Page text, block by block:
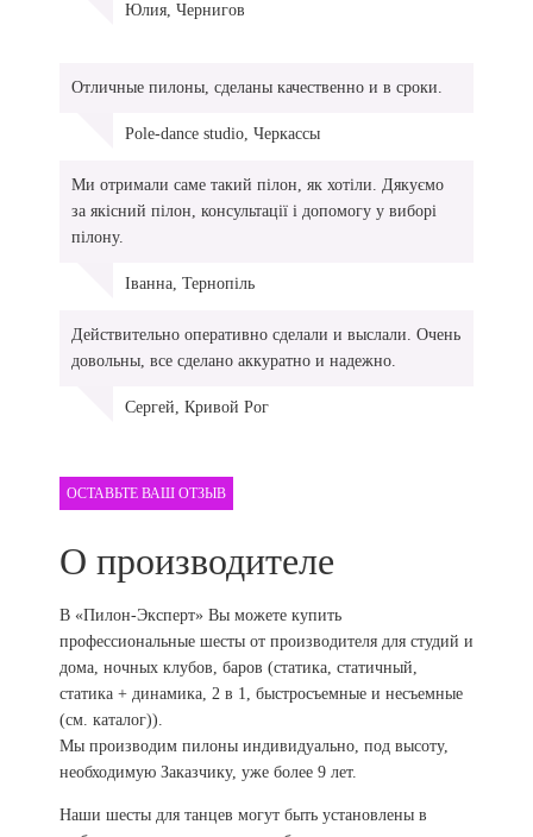
Юлия, Чернигов
Отличные пилоны, сделаны качественно и в сроки.
Pole-dance studio, Черкассы
Ми отримали саме такий пілон, як хотіли. Дякуємо
за якісний пілон, консультації і допомогу у виборі
пілону.
Іванна, Тернопіль
Действительно оперативно сделали и выслали. Очень
довольны, все сделано аккуратно и надежно.
Сергей, Кривой Рог
ОСТАВЬТЕ ВАШ ОТЗЫВ
О производителе
В «Пилон-Эксперт» Вы можете купить
профессиональные шесты от производителя для студий и
дома, ночных клубов, баров (статика, статичный,
статика + динамика, 2 в 1, быстросъемные и несъемные
(см. каталог)).
Мы производим пилоны индивидуально, под высоту,
необходимую Заказчику, уже более 9 лет.
Наши шесты для танцев могут быть установлены в